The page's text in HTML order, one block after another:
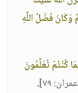
وَكَانَ فَضْلُ اللَّهِ
كُنْتُمْ تُعَلِّمُونَ
٧٩]
.